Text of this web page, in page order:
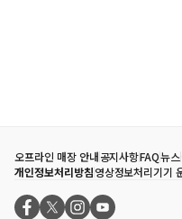
오프라인 매장 안내공지사항FAQ뉴스
개인정보처리방침영상정보처리기기